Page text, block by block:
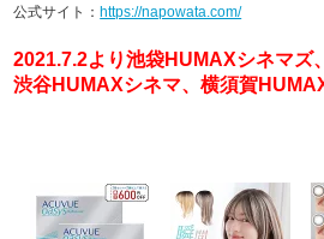
公式サイト：https://napowata.com/
2021.7.2より池袋HUMAXシネマズ、
渋谷HUMAXシネマ、横須賀